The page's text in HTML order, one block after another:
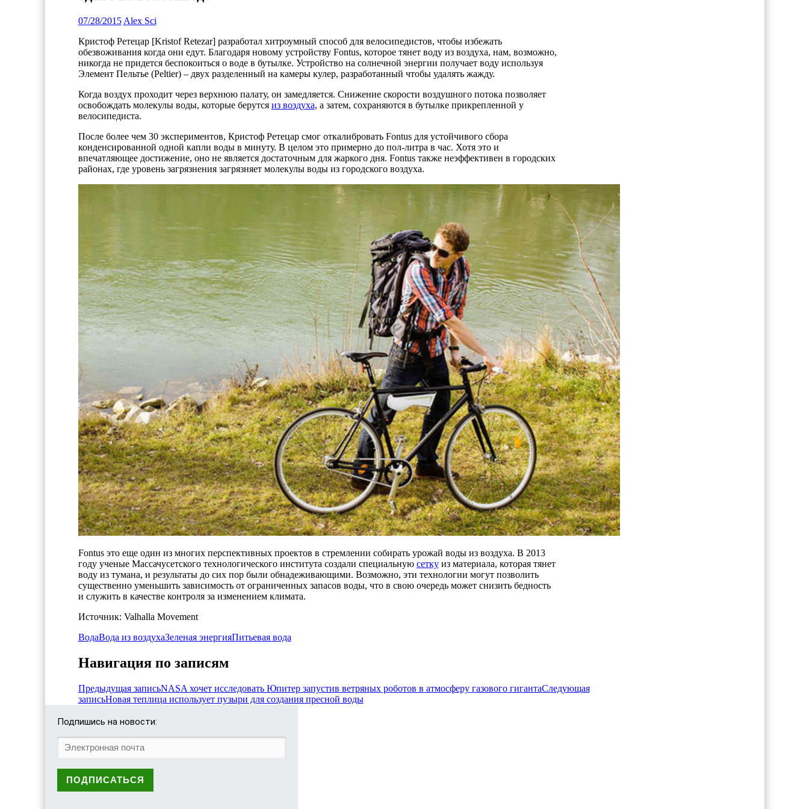
07/28/2015 Alex Sci
Кристоф Ретецар [Kristof Retezar] разработал хитроумный способ для велосипедистов, чтобы избежать
обезвоживания когда они едут. Благодаря новому устройству Fontus, которое тянет воду из воздуха, нам, возможно,
никогда не придется беспокоиться о воде в бутылке. Устройство на солнечной энергии получает воду используя
Элемент Пельтье (Peltier) – двух разделенный на камеры кулер, разработанный чтобы удалять жажду.
Когда воздух проходит через верхнюю палату, он замедляется. Снижение скорости воздушного потока позволяет
освобождать молекулы воды, которые берутся из воздуха, а затем, сохраняются в бутылке прикрепленной у
велосипедиста.
После более чем 30 экспериментов, Кристоф Ретецар смог откалибровать Fontus для устойчивого сбора
конденсированной одной капли воды в минуту. В целом это примерно до пол-литра в час. Хотя это и
впечатляющее достижение, оно не является достаточным для жаркого дня. Fontus также неэффективен в городских
районах, где уровень загрязнения загрязняет молекулы воды из городского воздуха.
Fontus это еще один из многих перспективных проектов в стремлении собирать урожай воды из воздуха. В 2013
году ученые Массачусетского технологического института создали специальную сеткуиз материала, которая тянет
воду из тумана, и результаты до сих пор были обнадеживающими. Возможно, эти технологии могут позволить
существенно уменьшить зависимость от ограниченных запасов воды, что в свою очередь может снизить бедность
и служить в качестве контроля за изменением климата.
Источник: Valhalla Movement
ВодаВода из воздухаЗеленая энергияПитьевая вода
Навигация по записям
Предыдущая записьNASA хочет исследовать Юпитер запустив ветряных роботов в атмосферу газового гигантаСледующая
записьНовая теплица использует пузыри для создания пресной воды
Подпишись на новости: